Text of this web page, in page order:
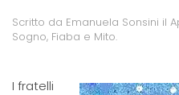
Scritto da Emanuela Sonsini il
Sogno, Fiaba e Mito.
I fratelli